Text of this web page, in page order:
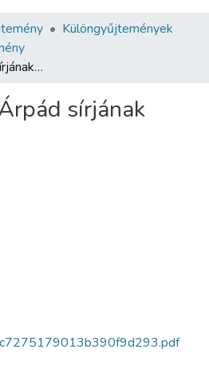
Különgyűjtemények
Ásatás indul Árpád sírjának felkutatására
sírjának